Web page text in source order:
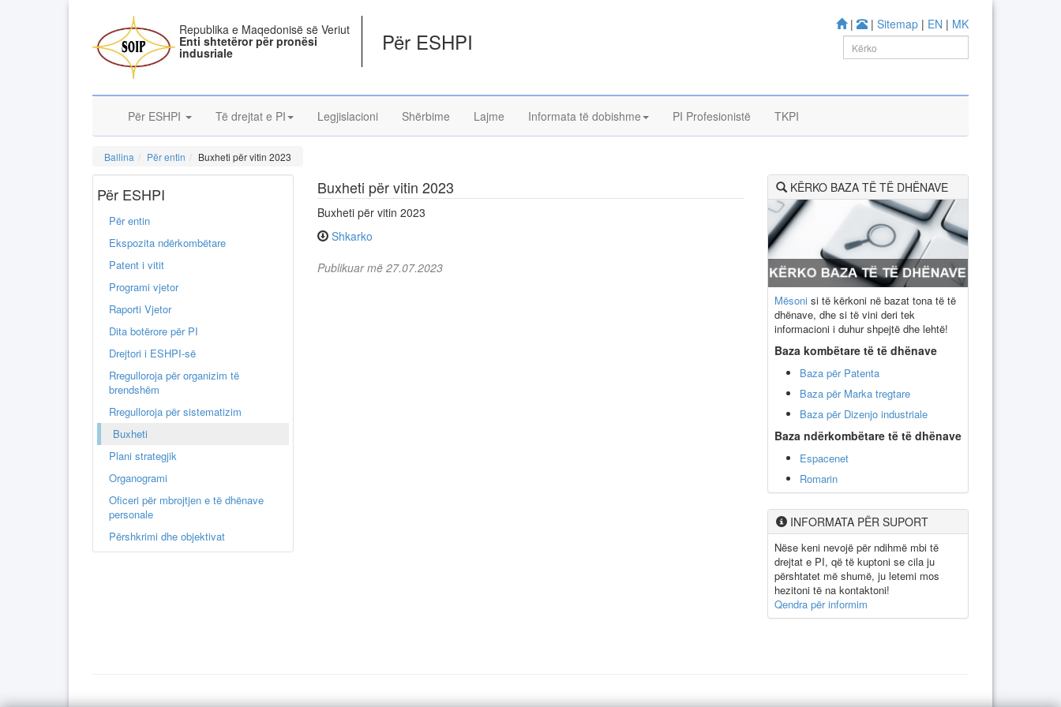
| | Sitemap | EN | MK
Republika e Maqedonisë së Veriut
Enti shtetëror për pronësi
indusriale Për ESHPI
Për ESHPI Të drejtat e PI Legjislacioni Shërbime Lajme Informata të dobishme PI Profesionistë TKPI
Ballina Për entin Buxheti për vitin 2023
Për ESHPI
Për entin
Ekspozita ndërkombëtare
Patent i vitit
Programi vjetor
Raporti Vjetor
Dita botërore për PI
Drejtori i ESHPI-së
Rregulloroja për organizim të
brendshëm
Rregulloroja për sistematizim
Buxheti
Plani strategjik
Organogrami
Oficeri për mbrojtjen e të dhënave
personale
Përshkrimi dhe objektivat
Buxheti për vitin 2023
Buxheti për vitin 2023
Shkarko
Publikuar më 27.07.2023
KËRKO BAZA TË TË DHËNAVE
Mësoni si të kërkoni në bazat tona të të
dhënave, dhe si të vini deri tek
informacioni i duhur shpejtë dhe lehtë!
Baza kombëtare të të dhënave
Baza për Patenta
Baza për Marka tregtare
Baza për Dizenjo industriale
Baza ndërkombëtare të të dhënave
Espacenet
Romarin
INFORMATA PËR SUPORT
Nëse keni nevojë për ndihmë mbi të
drejtat e PI, që të kuptoni se cila ju
përshtatet më shumë, ju letemi mos
hezitoni të na kontaktoni!
Qendra për informim